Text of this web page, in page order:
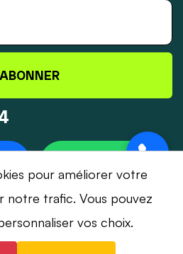
Serrurier.ch - Tous droits
pour améliorer votre
notre trafic. Vous pouvez
vos choix.